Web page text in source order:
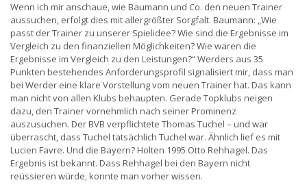
Wenn ich mir anschaue, wie Baumann und Co. den neuen Trainer
aussuchen, erfolgt dies mit allergrößter Sorgfalt. Baumann: „Wie
passt der Trainer zu unserer Spielidee? Wie sind die Ergebnisse im
Vergleich zu den finanziellen Möglichkeiten? Wie waren die
Ergebnisse im Vergleich zu den Leistungen?“ Werders aus 35
Punkten bestehendes Anforderungsprofil signalisiert mir, dass man
bei Werder eine klare Vorstellung vom neuen Trainer hat. Das kann
man nicht von allen Klubs behaupten. Gerade Topklubs neigen
dazu, den Trainer vornehmlich nach seiner Prominenz
auszusuchen. Der BVB verpflichtete Thomas Tuchel – und war
überrascht, dass Tuchel tatsächlich Tuchel war. Ähnlich lief es mit
Lucien Favre. Und die Bayern? Holten 1995 Otto Rehhagel. Das
Ergebnis ist bekannt. Dass Rehhagel bei den Bayern nicht
reüssieren würde, konnte man vorher wissen.